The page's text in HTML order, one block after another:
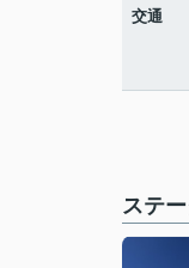
交通
ステ